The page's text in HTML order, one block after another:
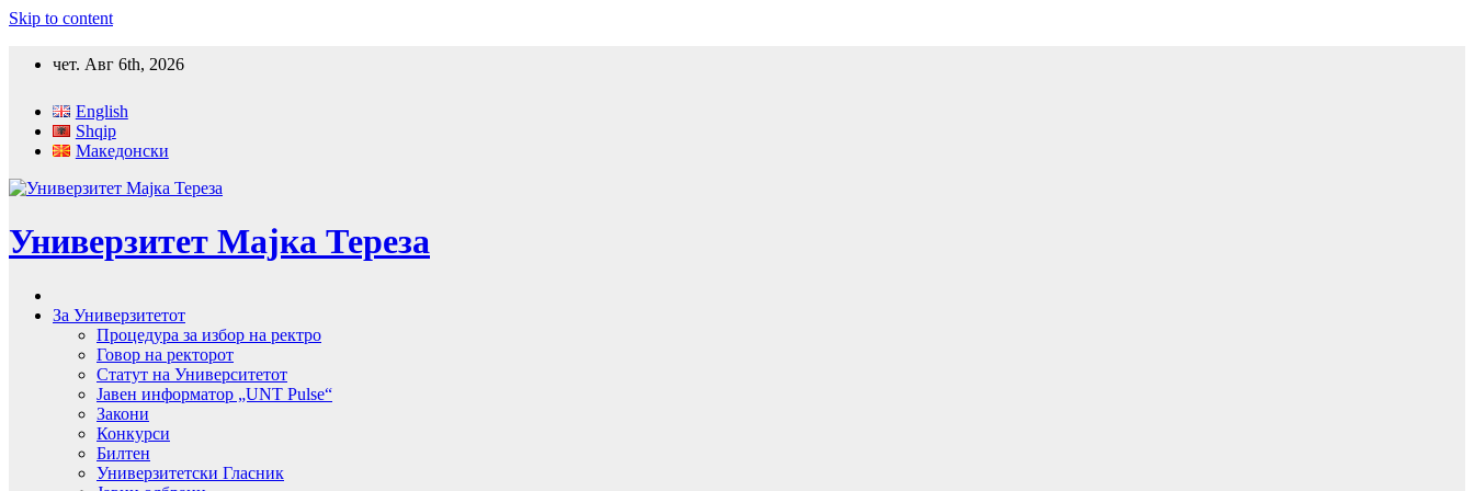
Skip to content
чет. Авг 6th, 2026
English
Shqip
Македонски
Универзитет Мајка Тереза
За Универзитетот
Процедура за избор на ректро
Говор на ректорот
Статут на Университетот
Јавен информатор „UNT Pulse“
Закони
Конкурси
Билтен
Универзитетски Гласник